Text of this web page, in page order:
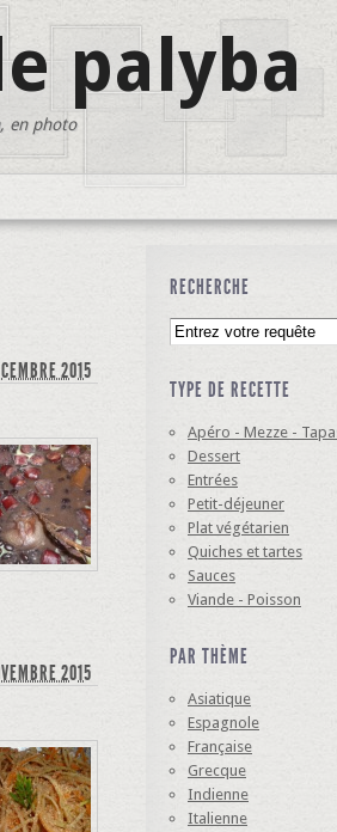
palyba
en photo
2015
2015
RECHERCHE
TYPE DE RECETTE
Apéro - Mezze -
Dessert
Entrées
Petit-déjeuner
Plat végétarien
Quiches et tartes
Sauces
Viande - Poisson
PAR THÈME
Asiatique
Espagnole
Française
Grecque
Indienne
Italienne